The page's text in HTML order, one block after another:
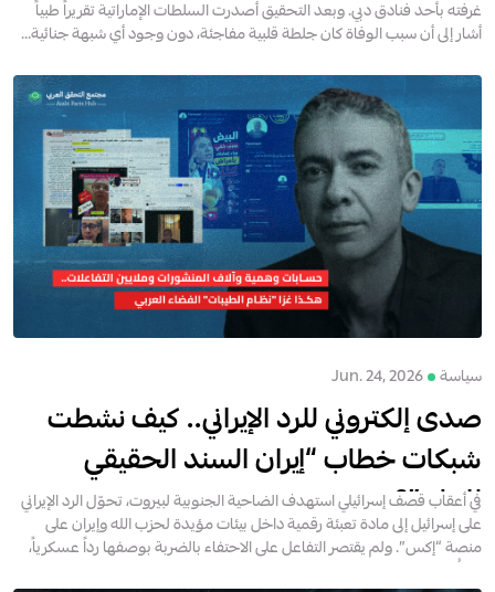
غرفته بأحد فنادق دبي. وبعد التحقيق أصدرت السلطات الإماراتية تقريراً طبياً
أشار إلى أن سبب الوفاة كان جلطة قلبية مفاجئة، دون وجود أي شبهة جنائية...
سياسة Jun. 24, 2026
صدى إلكتروني للرد الإيراني.. كيف نشطت
شبكات خطاب “إيران السند الحقيقي
للبنان”؟
في أعقاب قصف إسرائيلي استهدف الضاحية الجنوبية لبيروت، تحوّل الرد الإيراني
على إسرائيل إلى مادة تعبئة رقمية داخل بيئات مؤيدة لحزب الله وإيران على
منصة “إكس”. ولم يقتصر التفاعل على الاحتفاء بالضربة بوصفها رداً عسكرياً،